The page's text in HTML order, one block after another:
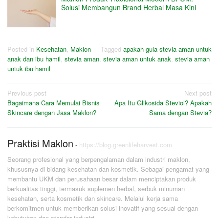
Solusi Membangun Brand Herbal Masa Kini
Posted in Kesehatan, Maklon Tagged apakah gula stevia aman untuk
anak dan ibu hamil, stevia aman, stevia aman untuk anak, stevia aman
untuk ibu hamil
Post
navigation
Previous post
Bagaimana Cara Memulai Bisnis
Skincare dengan Jasa Maklon?
Next post
Apa Itu Glikosida Steviol? Apakah
Sama dengan Stevia?
Praktisi Maklon - https://blog.greenlifeharvest.com
Seorang profesional yang berpengalaman dalam industri maklon,
khususnya di bidang kesehatan dan kosmetik. Sebagai pengamat yang
membantu UKM dan perusahaan besar dalam menciptakan produk
berkualitas tinggi, termasuk suplemen herbal, serbuk minuman
kesehatan, serta kosmetik dan skincare. Melalui kerja sama
berkomitmen untuk memberikan solusi inovatif yang sesuai dengan